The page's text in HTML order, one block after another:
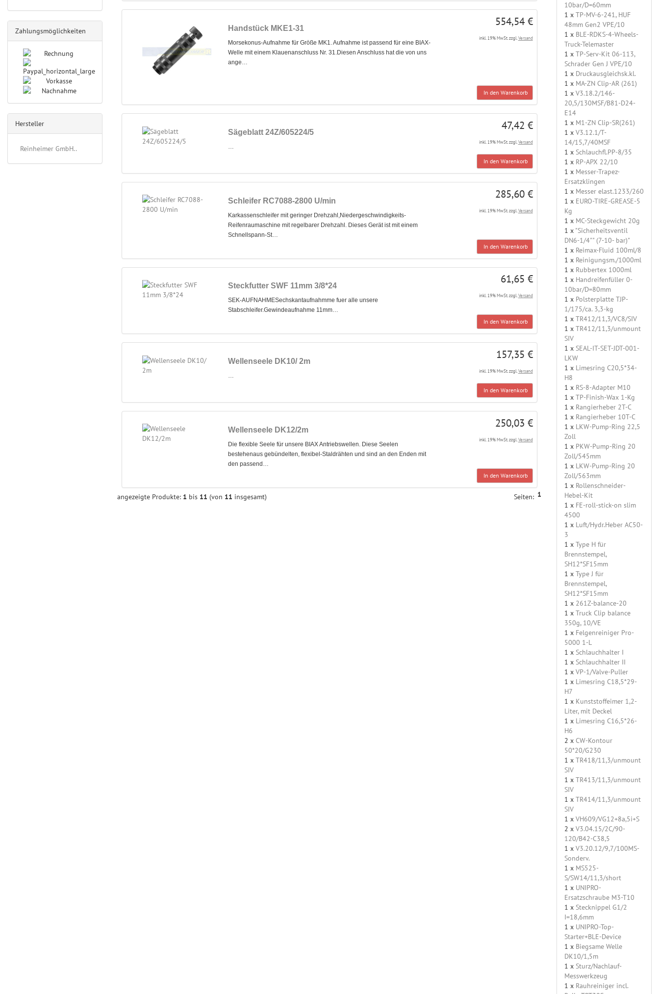
Handstück MKE1-31
Morsekonus-Aufnahme für Größe MK1. Aufnahme ist passend für eine BIAX-
Welle mit einem Klauenanschluss Nr. 31.Diesen Anschluss hat die von uns
ange…
554,54 €
inkl. 19% MwSt. zzgl. Versand
In den Warenkorb
Sägeblatt 24Z/605224/5
…
47,42 €
inkl. 19% MwSt. zzgl. Versand
In den Warenkorb
Schleifer RC7088-2800 U/min
Karkassenschleifer mit geringer Drehzahl,Niedergeschwindigkeits-
Reifenraumaschine mit regelbarer Drehzahl. Dieses Gerät ist mit einem
Schnellspann-St…
285,60 €
inkl. 19% MwSt. zzgl. Versand
In den Warenkorb
Steckfutter SWF 11mm 3/8*24
SEK-AUFNAHMESechskantaufnahmme fuer alle unsere
Stabschleifer.Gewindeaufnahme 11mm…
61,65 €
inkl. 19% MwSt. zzgl.Versand
In den Warenkorb
Wellenseele DK10/ 2m
…
157,35 €
inkl. 19% MwSt. zzgl. Versand
In den Warenkorb
Wellenseele DK12/2m
Die flexible Seele für unsere BIAX Antriebswellen. Diese Seelen
bestehenaus gebündelten, flexibel-Staldrähten und sind an den Enden mit
den passend…
250,03 €
inkl. 19% MwSt. zzgl. Versand
In den Warenkorb
angezeigte Produkte: 1 bis 11 (von 11 insgesamt) 1
Seiten:
Zahlungsmöglichkeiten
Hersteller
Reinheimer GmbH..
10bar/D=60mm
1 x TP-MV-6-241, HUF
48mm Gen2 VPE/10
1 x BLE-RDKS-4-Wheels-
Truck-Telemaster
1 x TP-Serv-Kit 06-113,
Schrader Gen J VPE/10
1 x Druckausgleichsk.kl.
1 x MA-ZN Clip-AR (261)
1 x V3.18.2/146-
20,5/130MSF/B81-D24-
E14
1 x M1-ZN Clip-SR(261)
1 x V3.12.1/T-
14/15,7/40MSF
1 x Schlauchfl.PP-8/35
1 x RP-APX 22/10
1 x Messer-Trapez-
Ersatzklingen
1 x Messer elast.1233/260
1 x EURO-TIRE-GREASE-5
Kg
1 x MC-Steckgewicht 20g
1 x "Sicherheitsventil
DN6-1/4"" (7-10- bar)"
1 x Reimax-Fluid 100ml/8
1 x Reinigungsm./1000ml
1 x Rubbertex 1000ml
1 x Handreifenfüller 0-
10bar/D=80mm
1 x Polsterplatte TJP-
1/175/ca. 3,3-kg
1 x TR412/11,3/VC8/SIV
1 x TR412/11,3/unmount
SIV
1 x SEAL-IT-SET-JDT-001-
LKW
1 x Limesring C20,5*34-
H8
1 x RS-8-Adapter M10
1 x TP-Finish-Wax 1-Kg
1 x Rangierheber 2T-C
1 x Rangierheber 10T-C
1 x LKW-Pump-Ring 22,5
Zoll
1 x PKW-Pump-Ring 20
Zoll/545mm
1 x LKW-Pump-Ring 20
Zoll/563mm
1 x Rollenschneider-
Hebel-Kit
1 x FE-roll-stick-on slim
4500
1 x Luft/Hydr.Heber AC50-
3
1 x Type H für
Brennstempel,
SH12*SF15mm
1 x Type J für
Brennstempel,
SH12*SF15mm
1 x 261Z-balance-20
1 x Truck Clip balance
350g, 10/VE
1 x Felgenreiniger Pro-
5000 1-L
1 x Schlauchhalter I
1 x Schlauchhalter II
1 x VP-1/Valve-Puller
1 x Limesring C18,5*29-
H7
1 x Kunststoffeimer 1,2-
Liter, mit Deckel
1 x Limesring C16,5*26-
H6
2 x CW-Kontour
50*20/G230
1 x TR418/11,3/unmount
SIV
1 x TR413/11,3/unmount
SIV
1 x TR414/11,3/unmount
SIV
1 x VH609/VG12+8a,5i+S
2 x V3.04.15/2C/90-
120/B42-C38,5
1 x V3.20.12/9,7/100MS-
Sonderv.
1 x MS525-
S/SW14/11,3/short
1 x UNIPRO-
Ersatzschraube M3-T10
1 x Stecknippel G1/2
I=18,6mm
1 x UNIPRO-Top-
Starter+BLE-Device
1 x Biegsame Welle
DK10/1,5m
1 x Sturz/Nachlauf-
Messwerkzeug
1 x Rauhreiniger incl.